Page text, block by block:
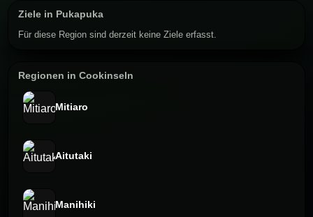
Ziele in Pukapuka
Für diese Region sind derzeit keine Ziele erfasst.
Regionen in Cookinseln
Mitiaro
Aitutaki
Manihiki